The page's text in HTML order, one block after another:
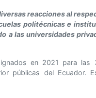
reacciones al
politécnicas e
a las universidades
en 2021 para las
públicas del Ecuador.